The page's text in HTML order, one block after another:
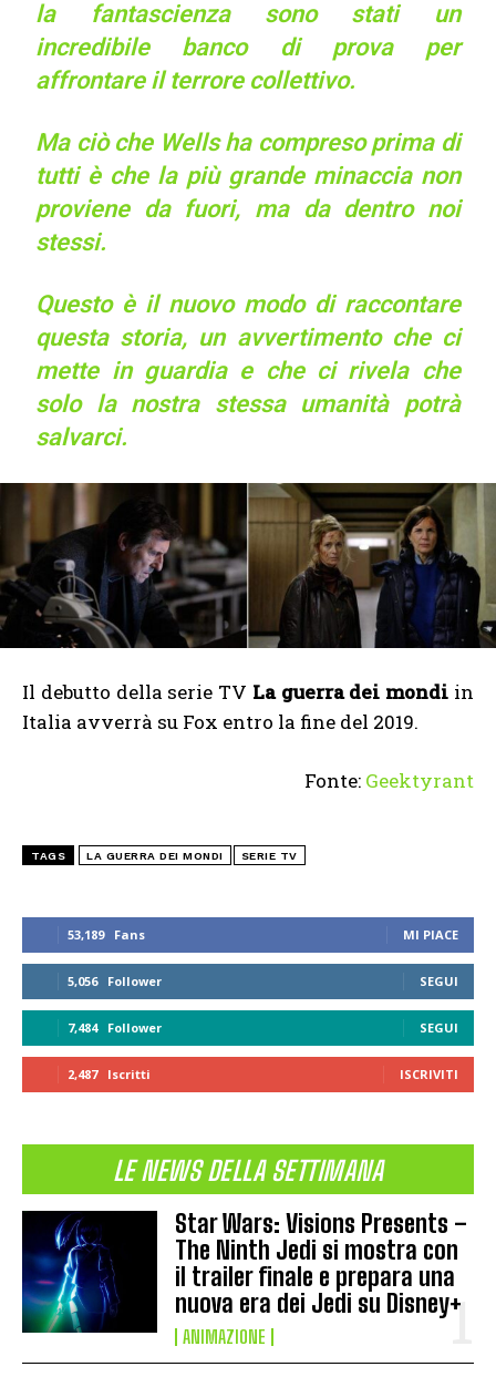
53,189 Fans MI PIACE
5,056 Follower SEGUI
7,484 Follower SEGUI
2,487 Iscritti ISCRIVITI
LE NEWS DELLA SETTIMANA
Star Wars: Visions Presents –
The Ninth Jedi si mostra con
il trailer finale e prepara una
nuova era dei Jedi su Disney+
ANIMAZIONE
la fantascienza sono stati un
incredibile banco di prova per
affrontare il terrore collettivo.
Ma ciò che Wells ha compreso prima di
tutti è che la più grande minaccia non
proviene da fuori, ma da dentro noi
stessi.
Questo è il nuovo modo di raccontare
questa storia, un avvertimento che ci
mette in guardia e che ci rivela che
solo la nostra stessa umanità potrà
salvarci.
Il debutto della serie TV La guerra dei mondi in
Italia avverrà su Fox entro la fine del 2019.
Fonte: Geektyrant
TAGS LA GUERRA DEI MONDI SERIE TV